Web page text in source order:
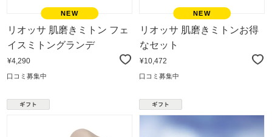
リオッサ 肌磨きミトン フェ
イスミトングランデ
¥4,290
口コミ募集中
リオッサ 肌磨きミトンお得
なセット
¥10,472
口コミ募集中